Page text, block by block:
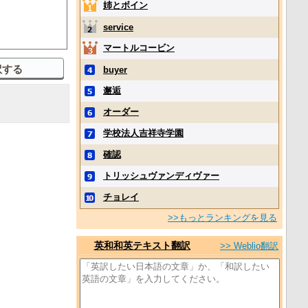
姉とボイン
service
マートルコービン
buyer
邂逅
オーダー
学校法人吉祥寺学園
確認
トリッシュヴァンディヴァー
チョレイ
>>もっとランキングを見る
英和和英テキスト翻訳 >> Weblio翻訳